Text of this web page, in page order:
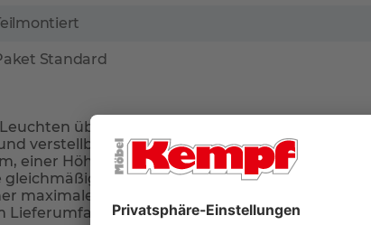
Standard
überzeugt mit einer schwarzen
verstellbaren Lampenschirmen aus grauem
einer Höhe von 21 cm und einer Tiefe von 12 cm
Ausleuchtung. Der Strahler ist für
maximalen Leistung von je 10 Watt ausgelegt.
Lieferumfang enthalten, können jedoch